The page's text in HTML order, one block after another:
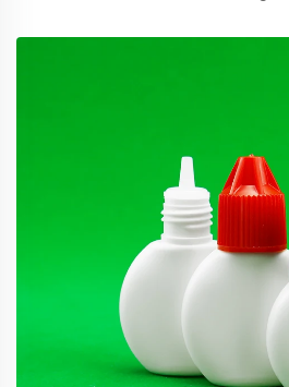
lingkungan dan sempurna untuk